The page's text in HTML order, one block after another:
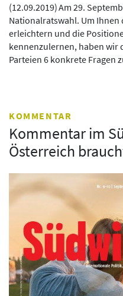
(12.09.2019)Am 29.
Nationalratswahl. Um
erleichtern und die
kennenzulernen, haben wir
Parteien 6 konkrete Fragen
KOMMENTAR
Kommentar im
Österreich